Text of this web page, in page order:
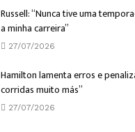
Russell: “Nunca tive uma
a minha carreira”
27/07/2026
Hamilton lamenta erros e
corridas muito más”
27/07/2026